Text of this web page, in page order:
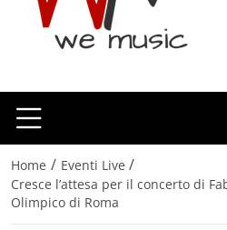
Home / Eventi Live /
Cresce l’attesa per il concerto di
Olimpico di Roma